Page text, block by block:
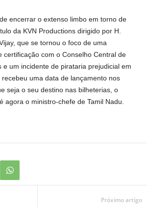
encerrar o extenso limbo em torno de
da KVN Productions dirigido por H.
que se tornou o foco de uma
certificação com o Conselho Central de
e um incidente de pirataria prejudicial em
uma data de lançamento nos
seja o seu destino nas bilheterias, o
agora o ministro-chefe de Tamil Nadu.
Próximo artigo